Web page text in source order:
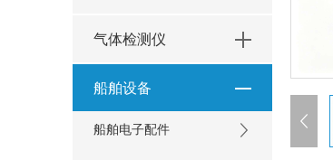
气体检测仪
船舶设备
船舶电子配件